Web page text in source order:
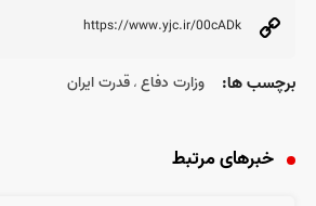
برچسب ها: وزارت دفاع ،قدرت ایران
خبرهای مرتبط